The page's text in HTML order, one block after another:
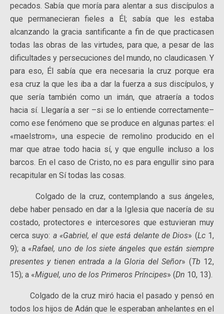
pecados. Sabía que moría para alentar a sus discípulos a
que permanecieran fieles a Él; sabía que les estaba
alcanzando la gracia santificante a fin de que practicasen
todas las obras de las virtudes, para que, a pesar de las
dificultades y persecuciones del mundo, no claudicasen. Y
para eso, Él sabía que era necesaria la cruz porque era
esa cruz la que les iba a dar la fuerza a sus discípulos, y
que sería también como un imán, que atraería a todos
hacia sí. Llegaría a ser –si se lo entiende correctamente–
como ese fenómeno que se produce en algunas partes: el
«maelstrom», una especie de remolino producido en el
mar que atrae todo hacia sí, y que engulle incluso a los
barcos. En el caso de Cristo, no es para engullir sino para
recapitular en Sí todas las cosas.
Colgado de la cruz, contemplando a sus ángeles,
debe haber pensado en dar a la Iglesia que nacería de su
costado, protectores e intercesores que estuvieran muy
cerca suyo: a «Gabriel, el que está delante de Dios» (Lc 1,
9); a «Rafael, uno de los siete ángeles que están siempre
presentes y tienen entrada a la Gloria del Señor» (Tb 12,
15); a «Miguel, uno de los Primeros Príncipes» (Dn 10, 13).
Colgado de la cruz miró hacia el pasado y pensó en
todos los hijos de Adán que le esperaban anhelantes en el